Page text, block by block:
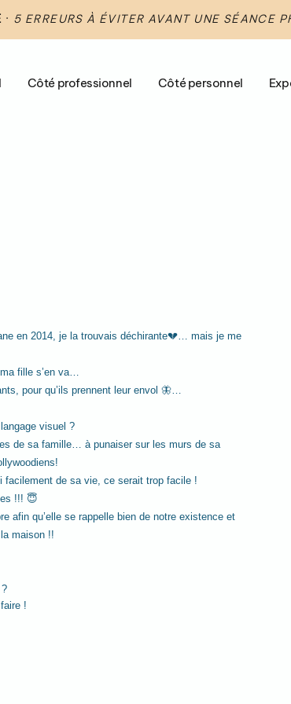
· 5 ERREURS À ÉVITER AVANT UNE SÉANCE
Côté professionnel Côté personnel
en 2014, je la trouvais déchirante💔… mais je me
fille s’en va…
pour qu’ils prennent leur envol 🦋…
visuel ?
de sa famille… à punaiser sur les murs de sa
de sa vie, ce serait trop facile !
!!! 😇
afin qu’elle se rappelle bien de notre existence et
la maison !!
!